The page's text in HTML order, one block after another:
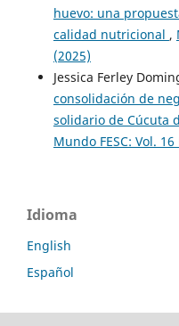
huevo: una
calidad nutricional ,
(2025)
Jessica Ferley
consolidación de
solidario de Cúcuta
Mundo FESC: Vol.
Idioma
English
Español